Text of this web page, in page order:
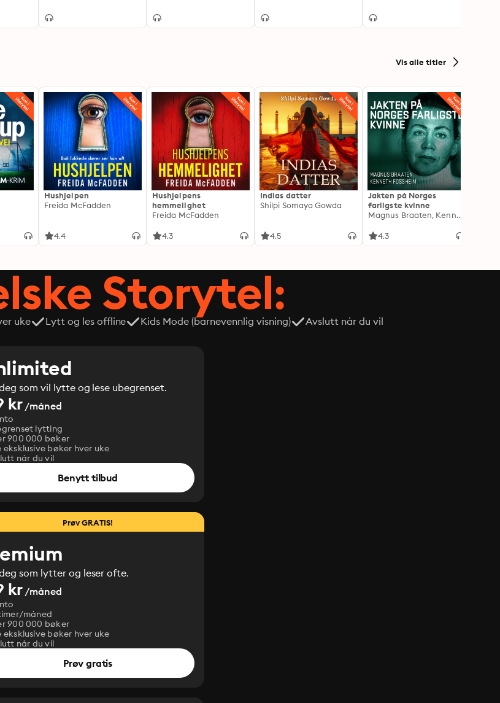
Vis alle titler
Hushjelpen
Freida McFadden
4.4
Hushjelpens
hemmelighet
Freida McFadden
4.3
Indias datter
Shilpi Somaya Gowda
4.5
Jakten på Norges
farligste kvinne
Magnus Braaten, Kenneth Fossheim
4.3
Storytel:
uke Lytt og les offline Kids Mode (barnevennlig visning) Avslutt når du vil
som vil lytte og lese ubegrenset.
kr/måned
lytting
900 000 bøker
eksklusive bøker hver uke
når du vil
Benytt tilbud
Prøv GRATIS!
som lytter og leser ofte.
kr/måned
måned
900 000 bøker
eksklusive bøker hver uke
når du vil
Prøv gratis